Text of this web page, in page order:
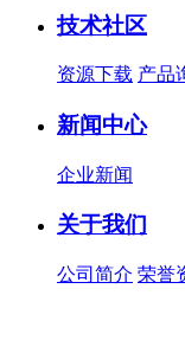
技术社区
资源下载 产品
新闻中心
企业新闻
关于我们
公司简介 荣誉